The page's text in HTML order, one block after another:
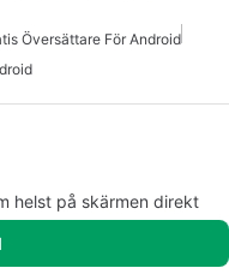
Översättare För Android
helst på skärmen direkt